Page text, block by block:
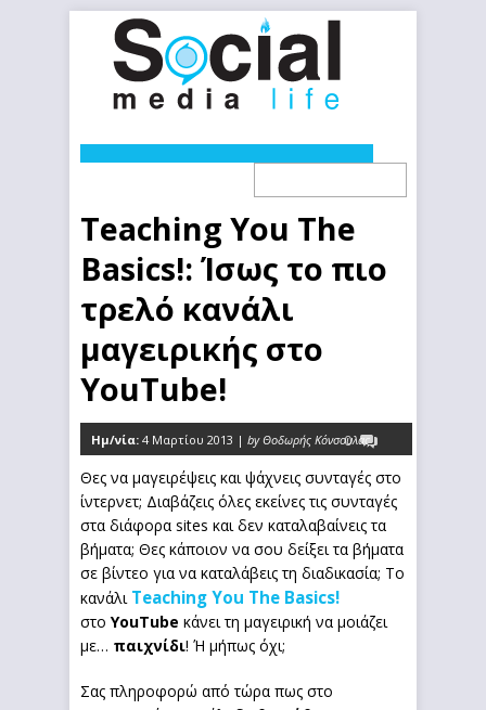
Teaching You The
Basics!: Ίσως το πιο
τρελό κανάλι
μαγειρικής στο
YouTube!
Ημ/νία: 4 Μαρτίου 2013 | by Θοδωρής Κόνσουλας
0
Θες να μαγειρέψεις και ψάχνεις συνταγές στο
ίντερνετ; Διαβάζεις όλες εκείνες τις συνταγές
στα διάφορα sites και δεν καταλαβαίνεις τα
βήματα; Θες κάποιον να σου δείξει τα βήματα
σε βίντεο για να καταλάβεις τη διαδικασία; Το
κανάλι Teaching You The Basics!
στο YouTube κάνει τη μαγειρική να μοιάζει
με… παιχνίδι! Ή μήπως όχι;
Σας πληροφορώ από τώρα πως στο